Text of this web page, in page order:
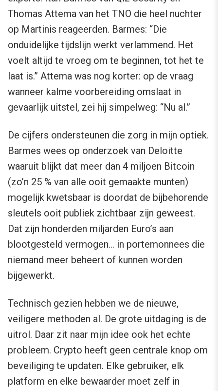
Thomas Attema van het TNO die heel nuchter
op Martinis reageerden. Barmes: “Die
onduidelijke tijdslijn werkt verlammend. Het
voelt altijd te vroeg om te beginnen, tot het te
laat is.” Attema was nog korter: op de vraag
wanneer kalme voorbereiding omslaat in
gevaarlijk uitstel, zei hij simpelweg: “Nu al.”
De cijfers ondersteunen die zorg in mijn optiek.
Barmes wees op onderzoek van Deloitte
waaruit blijkt dat meer dan 4 miljoen Bitcoin
(zo’n 25 % van alle ooit gemaakte munten)
mogelijk kwetsbaar is doordat de bijbehorende
sleutels ooit publiek zichtbaar zijn geweest.
Dat zijn honderden miljarden Euro’s aan
blootgesteld vermogen… in portemonnees die
niemand meer beheert of kunnen worden
bijgewerkt.
Technisch gezien hebben we de nieuwe,
veiligere methoden al. De grote uitdaging is de
uitrol. Daar zit naar mijn idee ook het echte
probleem. Crypto heeft geen centrale knop om
beveiliging te updaten. Elke gebruiker, elk
platform en elke bewaarder moet zelf in